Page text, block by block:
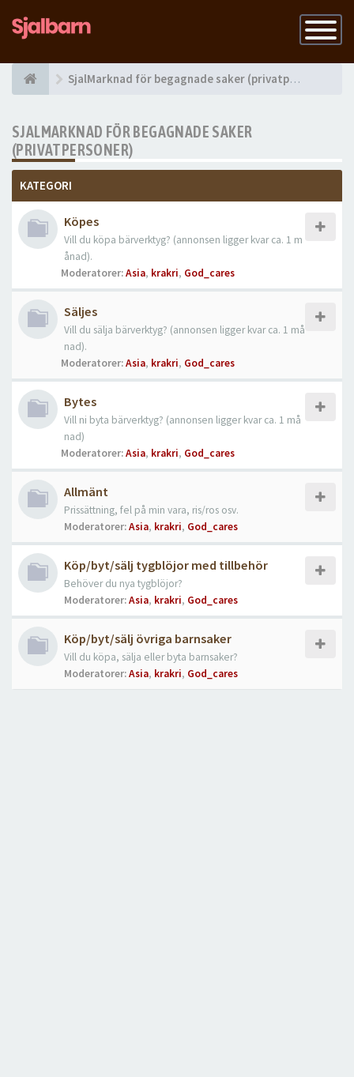
Slå
på
SjalMarknad för begagnade saker (privatpersoner)
SJALMARKNAD FÖR BEGAGNADE SAKER
(PRIVATPERSONER)
KATEGORI
Köpes
Vill du köpa bärverktyg? (annonsen ligger kvar ca. 1 m
ånad).
Moderatorer:Asia, krakri, God_cares
Säljes
Vill du sälja bärverktyg? (annonsen ligger kvar ca. 1 må
nad).
Moderatorer:Asia, krakri, God_cares
Bytes
Vill ni byta bärverktyg? (annonsen ligger kvar ca. 1 må
nad)
Moderatorer:Asia, krakri, God_cares
Allmänt
Prissättning, fel på min vara, ris/ros osv.
Moderatorer:Asia, krakri, God_cares
Köp/byt/sälj tygblöjor med tillbehör
Behöver du nya tygblöjor?
Moderatorer:Asia, krakri, God_cares
Köp/byt/sälj övriga barnsaker
Vill du köpa, sälja eller byta barnsaker?
Moderatorer:Asia, krakri, God_cares